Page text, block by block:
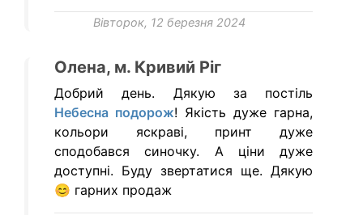
Вівторок, 12 березня 2024
Олена, м. Кривий Ріг
Добрий день. Дякую за постіль
Небесна подорож! Якість дуже гарна,
кольори яскраві, принт дуже
сподобався синочку. А ціни дуже
доступні. Буду звертатися ще. Дякую
😊 гарних продаж